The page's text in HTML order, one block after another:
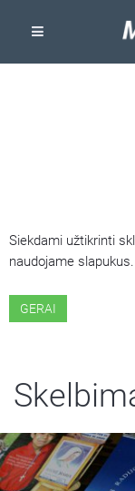
Siekdami užtikrinti
naudojame slapukus.
GERAI